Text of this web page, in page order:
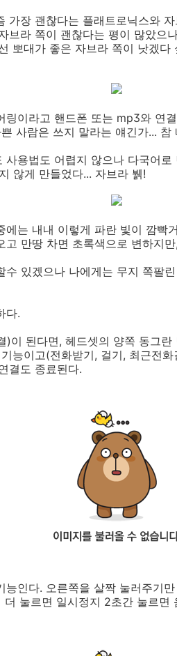
가장 괜찮다는 플래트로닉스와
브라 쪽이 괜찮다는 평이 많았으
뽀대가 좋은 자브라 쪽이 낫겠
링이라고 핸드폰 또는 mp3와 연
사람은 쓰지 말라는 얘긴가... 참
사용법도 어렵지 않으나 다국어
않게 만들었다... 자브라 뷁!
에는 내내 이렇게 파란 빛이 깜빡
고 만땅 차면 초록색으로 변하지
수 있겠으나 나에게는 무지 쪽팔
다.
)이 된다면, 헤드셋의 양쪽 동그
능이고(전화받기, 걸기, 최근전
결도 종료된다.
능인다. 오른쪽을 살짝 눌러주기
눌르면 일시정지 2초간 눌르면